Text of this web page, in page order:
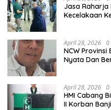
Jasa Raharja
Kecelakaan
April 28, 2026 0
NCW Provinsi
Nyata Dan
April 28, 2026 0
HMI Cabang
II Korban